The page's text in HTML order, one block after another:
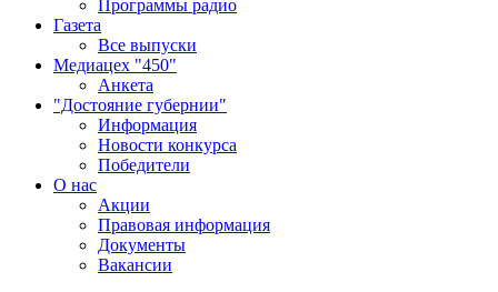
Программы радио
Газета
Все выпуски
Медиацех "450"
Анкета
"Достояние губернии"
Информация
Новости конкурса
Победители
О нас
Акции
Правовая информация
Документы
Вакансии